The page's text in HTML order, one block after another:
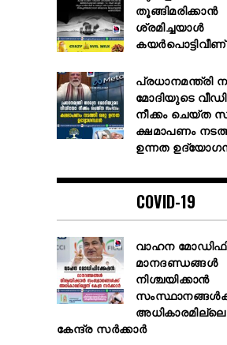
തൂങ്ങിമരിക്കാന്‍
ശ്രമിച്ചയാള്‍
കയര്‍പൊട്ടിവീണ്
പ്രധാനമന്ത്രി
മോദിയുടെ
നീക്കം ചെയ്ത
ക്ഷമാപണം
ഉന്നത
COVID-19
വാഹന
മാനദണ്ഡങ്ങൾ
നിശ്ചയിക്കാൻ
കേന്ദ്ര സർക്കാർ